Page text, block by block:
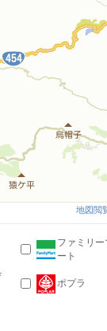
地図閲
ファミリー
ート
ポプラ